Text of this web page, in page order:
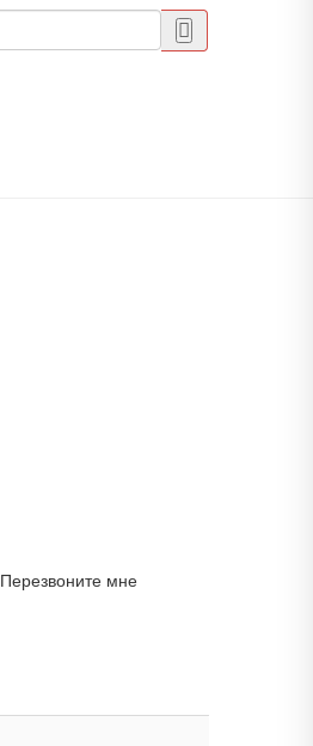
Перезвоните мне